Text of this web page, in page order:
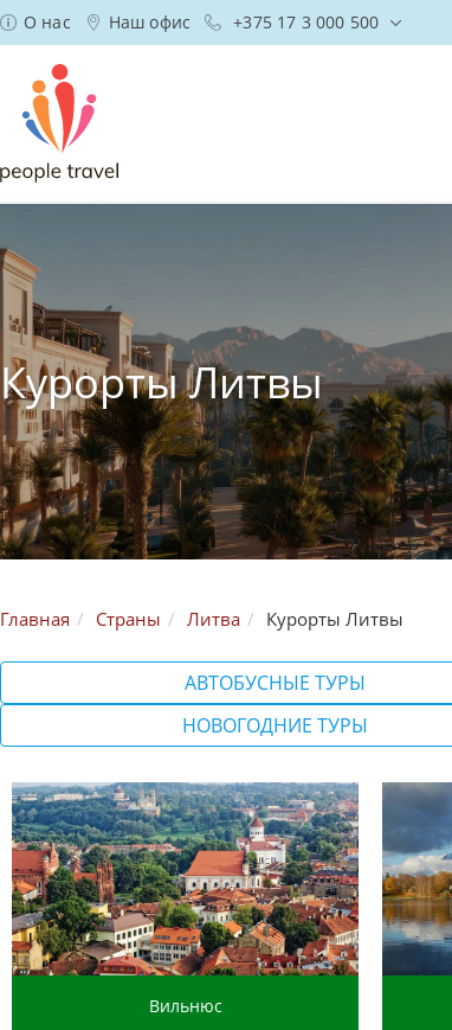
О нас Наш офис +375 17 3 000 500
Курорты Литвы
Главная Страны Литва Курорты Литвы
АВТОБУСНЫЕ ТУРЫ
НОВОГОДНИЕ ТУРЫ
Вильнюс